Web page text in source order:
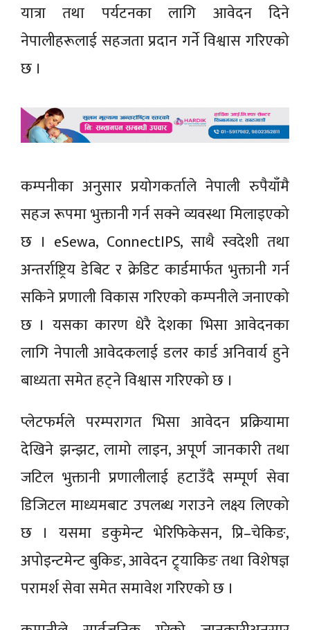
यात्रा तथा पर्यटनका लागि आवेदन दिने
नेपालीहरूलाई सहजता प्रदान गर्ने विश्वास गरिएको
छ ।
कम्पनीका अनुसार प्रयोगकर्ताले नेपाली रुपैयाँमै
सहज रूपमा भुक्तानी गर्न सक्ने व्यवस्था मिलाइएको
छ । eSewa, ConnectIPS, साथै स्वदेशी तथा
अन्तर्राष्ट्रिय डेबिट र क्रेडिट कार्डमार्फत भुक्तानी गर्न
सकिने प्रणाली विकास गरिएको कम्पनीले जनाएको
छ । यसका कारण धेरै देशका भिसा आवेदनका
लागि नेपाली आवेदकलाई डलर कार्ड अनिवार्य हुने
बाध्यता समेत हट्ने विश्वास गरिएको छ ।
प्लेटफर्मले परम्परागत भिसा आवेदन प्रक्रियामा
देखिने झन्झट, लामो लाइन, अपूर्ण जानकारी तथा
जटिल भुक्तानी प्रणालीलाई हटाउँदै सम्पूर्ण सेवा
डिजिटल माध्यमबाट उपलब्ध गराउने लक्ष्य लिएको
छ । यसमा डकुमेन्ट भेरिफिकेसन, प्रि–चेकिङ,
अपोइन्टमेन्ट बुकिङ, आवेदन ट्र्याकिङ तथा विशेषज्ञ
परामर्श सेवा समेत समावेश गरिएको छ ।